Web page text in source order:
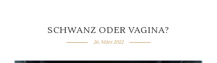
SCHWANZ ODER VAGINA?
26. März 2022